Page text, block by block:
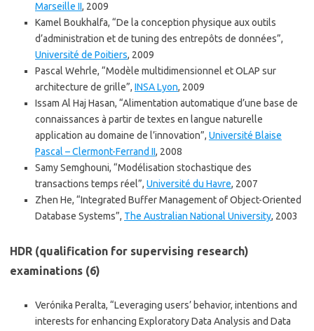
Marseille II, 2009
Kamel Boukhalfa, “De la conception physique aux outils
d’administration et de tuning des entrepôts de données”,
Université de Poitiers, 2009
Pascal Wehrle, “Modèle multidimensionnel et OLAP sur
architecture de grille”, INSA Lyon, 2009
Issam Al Haj Hasan, “Alimentation automatique d’une base de
connaissances à partir de textes en langue naturelle
application au domaine de l’innovation”, Université Blaise
Pascal – Clermont-Ferrand II, 2008
Samy Semghouni, “Modélisation stochastique des
transactions temps réel”, Université du Havre, 2007
Zhen He, “Integrated Buffer Management of Object-Oriented
Database Systems”, The Australian National University, 2003
HDR (qualification for supervising research)
examinations (6)
Verónika Peralta, “Leveraging users’ behavior, intentions and
interests for enhancing Exploratory Data Analysis and Data